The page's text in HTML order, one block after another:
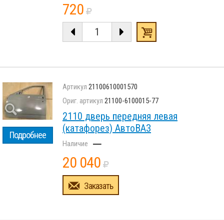
720
Подробнее
21100610001570
21100-6100015-77
2110 дверь передняя левая
(катафорез) АвтоВАЗ
–
20 040
Заказать